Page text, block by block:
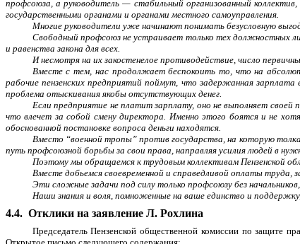
профсоюза, а руководитель — стабильный организованный
государственными органами и органами местного самоуправления.
Многие руководители уже начинают понимать безусловную
Свободный профсоюз не устраивает только тех должностных
и равенства закона для всех.
И несмотря на их закостенелое противодействие, число
Вместе с тем, нас продолжает беспокоить то, что на
рабочие пензенских предприятий поймут, что задержанная
проблема отыскивания якобы отсутствующих денег.
Если предприятие не платит зарплату, оно не выполняет
что влечет за собой смену директора. Именно этого боятся и не
обоснованной постановке вопроса деньги находятся.
Вместо “военной тропы” против государства, на которую
путь профсоюзной борьбы за свои права, направляя усилия людей в
Поэтому мы обращаемся к трудовым коллективам Пензенской
Вместе добьемся своевременной и справедливой оплаты
Эти сложные задачи под силу только профсоюзу без
Наши знания и воля, помноженные на ваше единство и
4.4. Отклики на заявление Л. Рохлина
Председатель Пензенской общественной комиссии по защите